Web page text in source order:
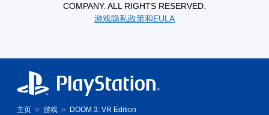
COMPANY. ALL RIGHTS RESERVED.
游戏隐私政策和EULA
主页 游戏 DOOM 3: VR Edition